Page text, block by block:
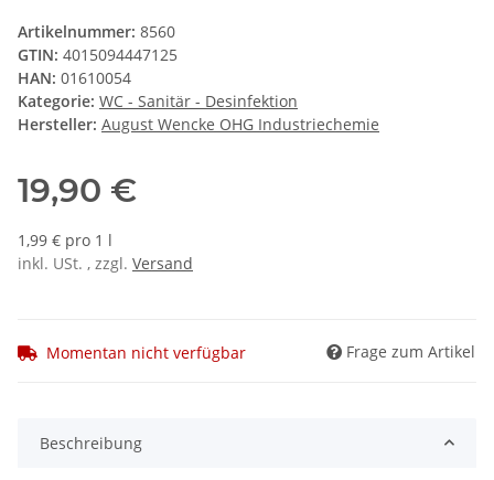
Artikelnummer: 8560
GTIN: 4015094447125
HAN: 01610054
Kategorie: WC - Sanitär - Desinfektion
Hersteller: August Wencke OHG Industriechemie
19,90 €
1,99 € pro 1 l
inkl. USt. , zzgl. Versand
Momentan nicht verfügbar Frage zum Artikel
Beschreibung